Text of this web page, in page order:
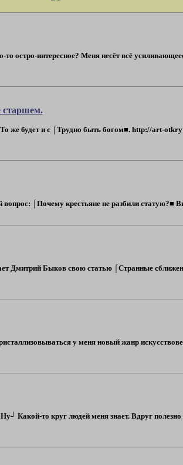
то остро-интересное? Меня несёт всё
старшем.
же будет и с ⌠Трудно быть богом■. http://art-
⌠Почему крестьяне не разбили статую?■
Дмитрий Быков свою статью ⌠Странные
у меня новый жанр
Какой-то круг людей меня знает. Вдруг